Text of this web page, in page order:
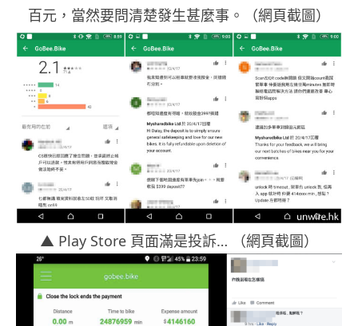
百元，當然要問清楚發生甚麼事。（網頁截圖）
▲ Play Store 頁面滿是投訴… （網頁截圖）